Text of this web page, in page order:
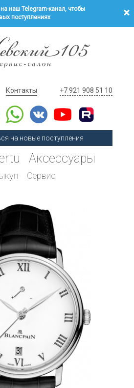
наш Telegram-канал, чтобы
поступлениях
Контакты +7 921 908 51 10
на новые поступления
Аксессуары
Сервис